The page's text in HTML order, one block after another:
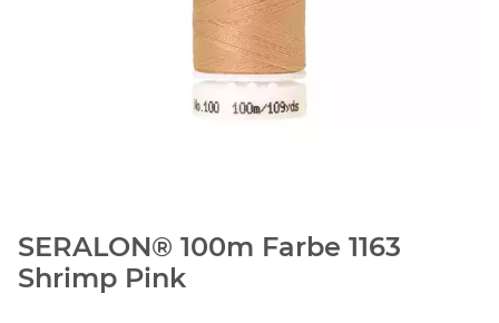
SERALON® 100m Farbe 1163
Shrimp Pink